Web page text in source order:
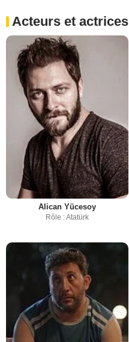
Acteurs et actrices
Alican Yücesoy
Rôle : Atatürk